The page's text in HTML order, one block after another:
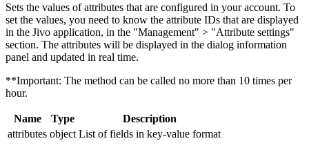
Sets the values ​​of attributes that are configured in your account. To
set the values, you need to know the attribute IDs that are displayed
in the Jivo application, in the "Management" > "Attribute settings"
section. The attributes will be displayed in the dialog information
panel and updated in real time.
**Important: The method can be called no more than 10 times per
hour.
Name Type
Description
attributes object List of fields in key-value format